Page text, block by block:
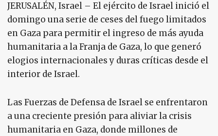
JERUSALÉN, Israel – El ejército de Israel inició el
domingo una serie de ceses del fuego limitados
en Gaza para permitir el ingreso de más ayuda
humanitaria a la Franja de Gaza, lo que generó
elogios internacionales y duras críticas desde el
interior de Israel.
Las Fuerzas de Defensa de Israel se enfrentaron
a una creciente presión para aliviar la crisis
humanitaria en Gaza, donde millones de